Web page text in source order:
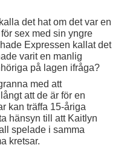
det hat om det var en
sex med sin yngre
Expressen kallat det
varit en manlig
på lagen ifråga?
med att
att de är för en
kan träffa 15-åriga
hänsyn till att Kaitlyn
spelade i samma
kretsar.